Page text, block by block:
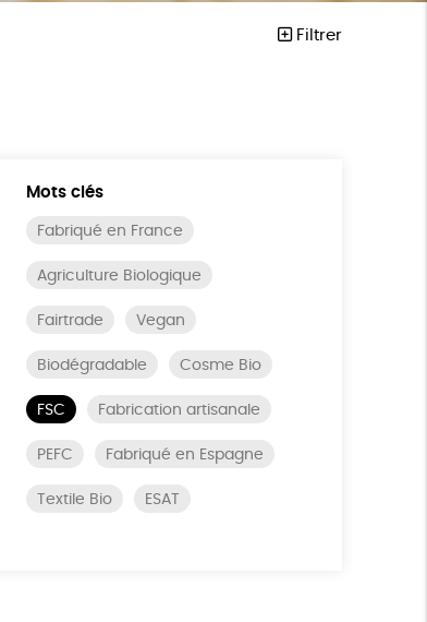
Filtrer
Mots clés
Fabriqué en France
Agriculture Biologique
Fairtrade Vegan
Biodégradable Cosme Bio
FSC Fabrication artisanale
PEFC Fabriqué en Espagne
Textile Bio ESAT